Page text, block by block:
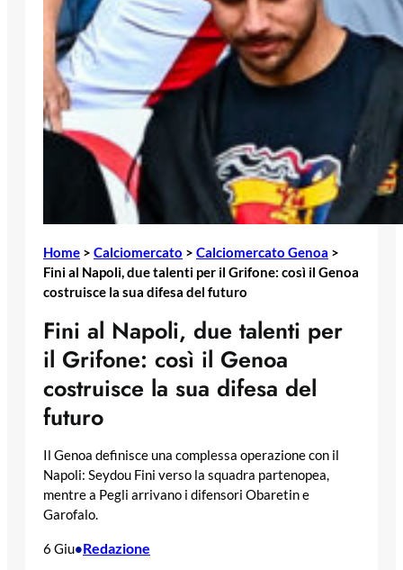
Home > Calciomercato > Calciomercato Genoa >
Fini al Napoli, due talenti per il Grifone: così il Genoa
costruisce la sua difesa del futuro
Fini al Napoli, due talenti per
il Grifone: così il Genoa
costruisce la sua difesa del
futuro
Il Genoa definisce una complessa operazione con il
Napoli: Seydou Fini verso la squadra partenopea,
mentre a Pegli arrivano i difensori Obaretin e
Garofalo.
6 Giu•Redazione